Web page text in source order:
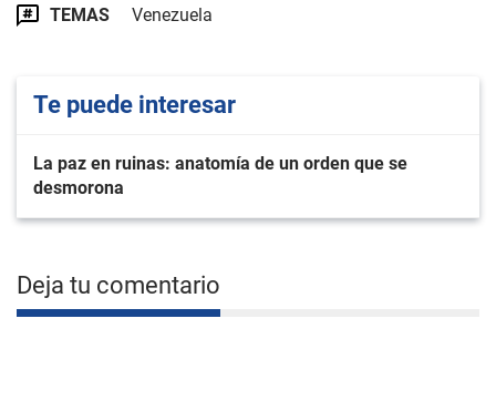
TEMAS Venezuela
Te puede interesar
La paz en ruinas: anatomía de un orden que se
desmorona
Deja tu comentario